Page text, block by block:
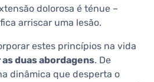
dolorosa é ténue –
arriscar uma lesão.
estes princípios na vida
duas abordagens. De
dinâmica que desperta o